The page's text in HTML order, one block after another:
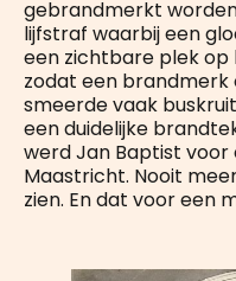
gebrandmerkt
lijfstraf waarbij een
een zichtbare plek
zodat een
smeerde vaak
een duidelijke
werd Jan Baptist voor
Maastricht. Nooit
zien. En dat voor een